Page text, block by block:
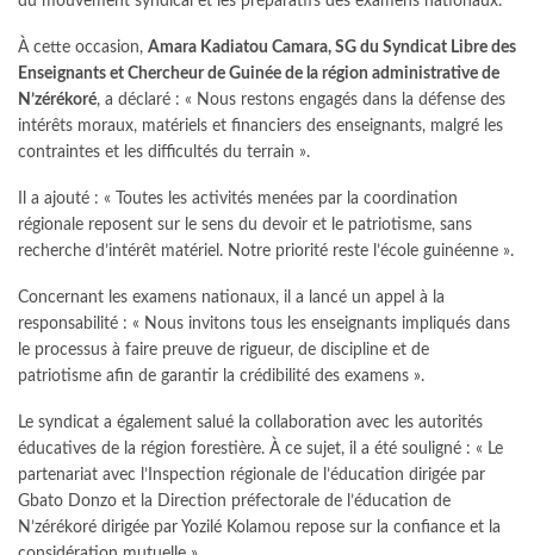
À cette occasion, Amara Kadiatou Camara, SG du Syndicat Libre des
Enseignants et Chercheur de Guinée de la région administrative de
N’zérékoré, a déclaré : « Nous restons engagés dans la défense des
intérêts moraux, matériels et financiers des enseignants, malgré les
contraintes et les difficultés du terrain ».
Il a ajouté : « Toutes les activités menées par la coordination
régionale reposent sur le sens du devoir et le patriotisme, sans
recherche d’intérêt matériel. Notre priorité reste l’école guinéenne ».
Concernant les examens nationaux, il a lancé un appel à la
responsabilité : « Nous invitons tous les enseignants impliqués dans
le processus à faire preuve de rigueur, de discipline et de
patriotisme afin de garantir la crédibilité des examens ».
Le syndicat a également salué la collaboration avec les autorités
éducatives de la région forestière. À ce sujet, il a été souligné : « Le
partenariat avec l’Inspection régionale de l’éducation dirigée par
Gbato Donzo et la Direction préfectorale de l’éducation de
N’zérékoré dirigée par Yozilé Kolamou repose sur la confiance et la